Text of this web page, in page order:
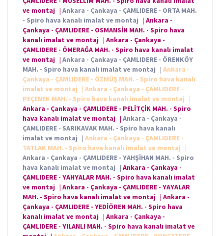
ve montaj | Ankara - Çankaya - ÇAMLIDERE - ORTA MAH.
- Spiro hava kanalı imalat ve montaj | Ankara -
Çankaya - ÇAMLIDERE - OSMANSİN MAH. - Spiro hava
kanalı imalat ve montaj | Ankara - Çankaya -
ÇAMLIDERE - ÖMERAĞA MAH. - Spiro hava kanalı imalat
ve montaj | Ankara - Çankaya - ÇAMLIDERE - ÖRENKÖY
MAH. - Spiro hava kanalı imalat ve montaj | Ankara -
Çankaya - ÇAMLIDERE - ÖZMÜŞ MAH. - Spiro hava kanalı
imalat ve montaj
| Ankara - Çankaya - ÇAMLIDERE -
PEÇENEK MAH. - Spiro hava kanalı imalat ve montaj
|
Ankara - Çankaya - ÇAMLIDERE - PELİTÇİK MAH. - Spiro
hava kanalı imalat ve montaj | Ankara - Çankaya -
ÇAMLIDERE - SARIKAVAK MAH. - Spiro hava kanalı
imalat ve montaj | Ankara - Çankaya - ÇAMLIDERE -
TATLAK MAH. - Spiro hava kanalı imalat ve montaj
|
Ankara - Çankaya - ÇAMLIDERE - YAHŞİHAN MAH. - Spiro
hava kanalı imalat ve montaj | Ankara - Çankaya -
ÇAMLIDERE - YAHYALAR MAH. - Spiro hava kanalı imalat
ve montaj | Ankara - Çankaya - ÇAMLIDERE - YAYALAR
MAH. - Spiro hava kanalı imalat ve montaj | Ankara -
Çankaya - ÇAMLIDERE - YEDİÖREN MAH. - Spiro hava
kanalı imalat ve montaj | Ankara - Çankaya -
ÇAMLIDERE - YILANLI MAH. - Spiro hava kanalı imalat ve